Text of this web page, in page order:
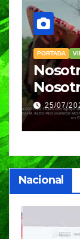
PORTADA
GIFF
25/07/
Nacional